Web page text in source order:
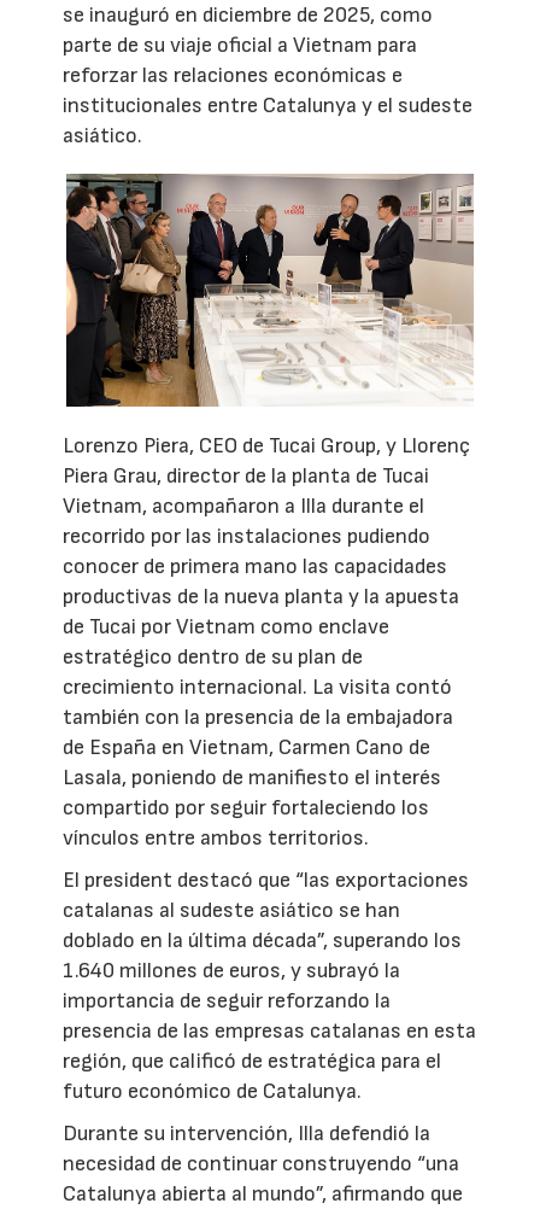
se inauguró en diciembre de 2025, como
parte de su viaje oficial a Vietnam para
reforzar las relaciones económicas e
institucionales entre Catalunya y el sudeste
asiático.
Lorenzo Piera, CEO de Tucai Group, y Llorenç
Piera Grau, director de la planta de Tucai
Vietnam, acompañaron a Illa durante el
recorrido por las instalaciones pudiendo
conocer de primera mano las capacidades
productivas de la nueva planta y la apuesta
de Tucai por Vietnam como enclave
estratégico dentro de su plan de
crecimiento internacional. La visita contó
también con la presencia de la embajadora
de España en Vietnam, Carmen Cano de
Lasala, poniendo de manifiesto el interés
compartido por seguir fortaleciendo los
vínculos entre ambos territorios.
El president destacó que “las exportaciones
catalanas al sudeste asiático se han
doblado en la última década”, superando los
1.640 millones de euros, y subrayó la
importancia de seguir reforzando la
presencia de las empresas catalanas en esta
región, que calificó de estratégica para el
futuro económico de Catalunya.
Durante su intervención, Illa defendió la
necesidad de continuar construyendo “una
Catalunya abierta al mundo”, afirmando que